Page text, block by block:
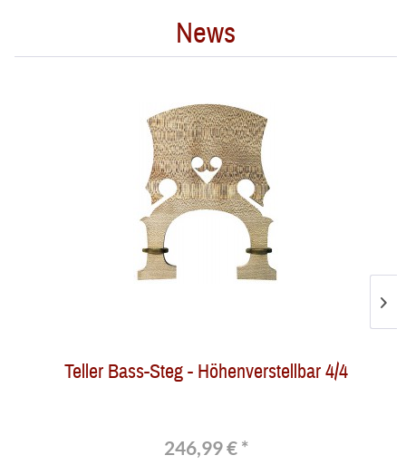
News
Teller Bass-Steg - Höhenverstellbar 4/4
246,99 € *